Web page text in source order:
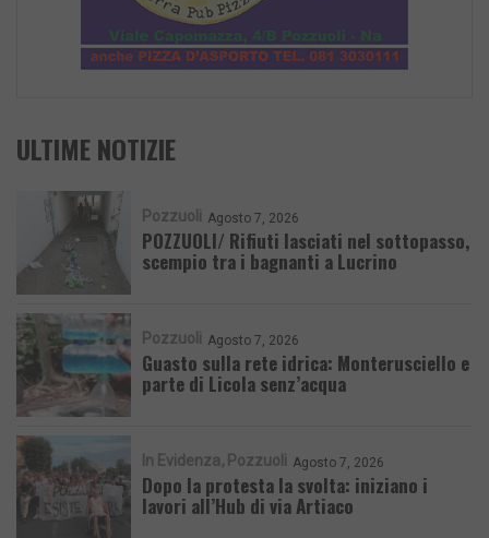
ULTIME NOTIZIE
Pozzuoli Agosto 7, 2026
POZZUOLI/ Rifiuti lasciati nel sottopasso,
scempio tra i bagnanti a Lucrino
Pozzuoli Agosto 7, 2026
Guasto sulla rete idrica: Monterusciello e
parte di Licola senz’acqua
In Evidenza Pozzuoli Agosto 7, 2026
Dopo la protesta la svolta: iniziano i
lavori all’Hub di via Artiaco